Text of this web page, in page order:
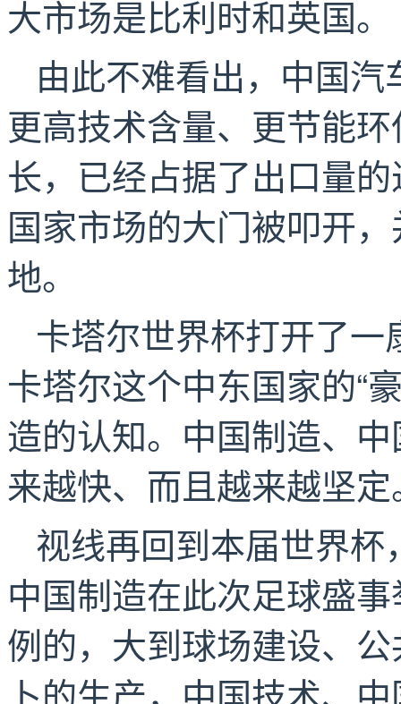
大市场是比利时和英国。
由此不难看出，中国汽
更高技术含量、更节能
长，已经占据了出口量
国家市场的大门被叩开
地。
卡塔尔世界杯打开了
卡塔尔这个中东国家的“
造的认知。中国制造、
来越快、而且越来越坚
视线再回到本届世界
中国制造在此次足球盛
例的，大到球场建设、
卜的生产，中国技术、